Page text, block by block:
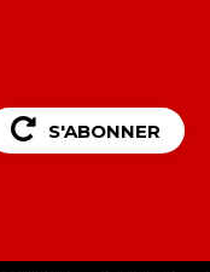
S'ABONNER